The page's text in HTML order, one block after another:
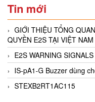
Tin mới
GIỚI THIỆU TỔNG
QUYỀN E2S TẠI VIỆT NAM
E2S WARNING
IS-pA1-G Buzzer dùng
STEXB2RT1AC115